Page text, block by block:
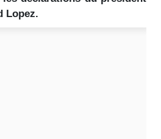
Lopez.